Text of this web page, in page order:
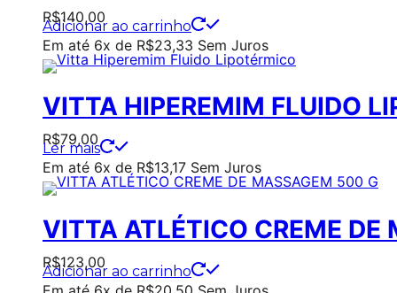
R$140,00
Adicionar ao carrinho
Em até 6x de R$23,33 Sem Juros
VITTA HIPEREMIM FLUIDO
R$79,00
Ler mais
Em até 6x de R$13,17 Sem Juros
VITTA ATLÉTICO CREME DE
R$123,00
Adicionar ao carrinho